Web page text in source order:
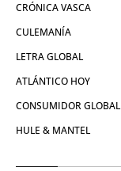
CRÓNICA VASCA
CULEMANÍA
LETRA GLOBAL
ATLÁNTICO HOY
CONSUMIDOR GLOBAL
HULE & MANTEL